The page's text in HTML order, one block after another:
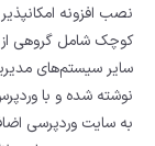
نصب افزونه
کوچک شامل گروهی از
سایر سیستم‌های
نوشته شده و با